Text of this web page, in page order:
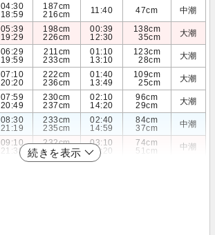
04:30
18:59
187cm
216cm
11:40 47cm 中潮
05:39
19:29
198cm
226cm
00:39
12:30
138cm
35cm
大潮
06:29
19:59
211cm
233cm
01:10
13:10
123cm
28cm
大潮
07:10
20:20
222cm
236cm
01:40
13:49
109cm
25cm
大潮
07:59
20:49
230cm
237cm
02:10
14:20
96cm
29cm
大潮
08:30
21:19
233cm
235cm
02:40
14:59
84cm
37cm
中潮
09:10
21:39
232cm
231cm
03:10
15:20
74cm
51cm
中潮
続きを表示